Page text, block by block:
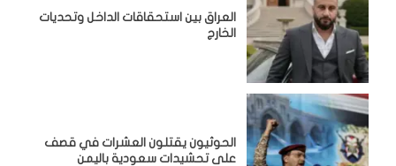
‏العراق بين استحقاقات الداخل وتحديات
الخارج
الحوثيون يقتلون العشرات في قصف
على تحشيدات سعودية باليمن